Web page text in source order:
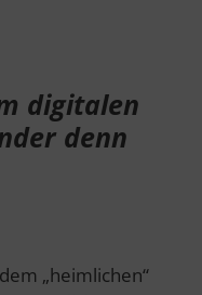
digitalen
denn
„heimlichen“